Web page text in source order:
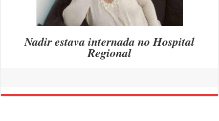
Nadir estava internada no Hospital
Regional